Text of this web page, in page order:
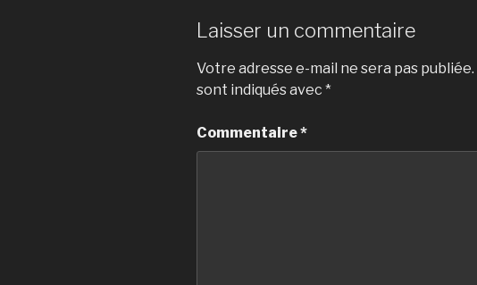
Laisser un commentaire
Votre adresse e-mail ne sera pas publiée.
sont indiqués avec *
Commentaire*